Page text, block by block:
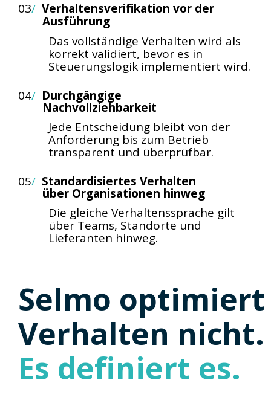
03/ Verhaltensverifikation vor der
Ausführung
Das vollständige Verhalten wird als
korrekt validiert, bevor es in
Steuerungslogik implementiert wird.
04/ Durchgängige
Nachvollziehbarkeit
Jede Entscheidung bleibt von der
Anforderung bis zum Betrieb
transparent und überprüfbar.
05/ Standardisiertes Verhalten
über Organisationen hinweg
Die gleiche Verhaltenssprache gilt
über Teams, Standorte und
Lieferanten hinweg.
Selmo optimiert
Verhalten nicht.
Es definiert es.